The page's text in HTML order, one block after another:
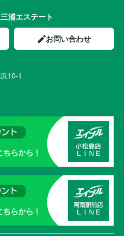
浦エステート
お問い合わせ
10-1